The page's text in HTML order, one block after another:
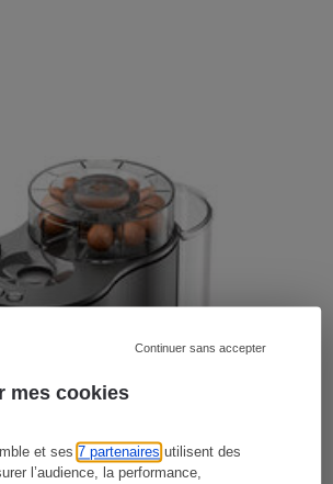
mes cookies
et ses7 partenaires utilisent des
l’audience, la performance,
Continuer sans accepter